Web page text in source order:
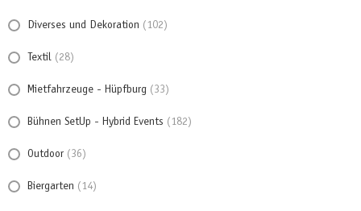
Diverses und Dekoration (102)
Textil (28)
Mietfahrzeuge - Hüpfburg (33)
Bühnen SetUp - Hybrid Events (182)
Outdoor (36)
Biergarten (14)